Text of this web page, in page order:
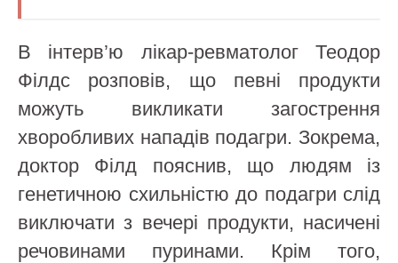
В інтерв’ю лікар-ревматолог Теодор
Філдс розповів, що певні продукти
можуть викликати загострення
хворобливих нападів подагри. Зокрема,
доктор Філд пояснив, що людям із
генетичною схильністю до подагри слід
виключати з вечері продукти, насичені
речовинами пуринами. Крім того,